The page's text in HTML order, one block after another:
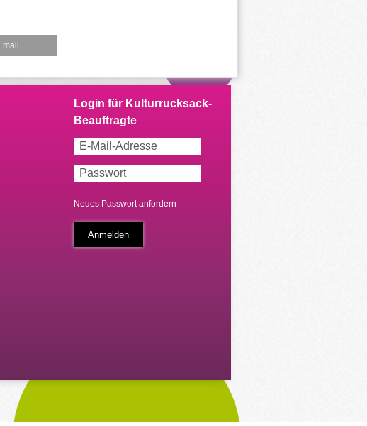
mail
Neues Passwort anfordern